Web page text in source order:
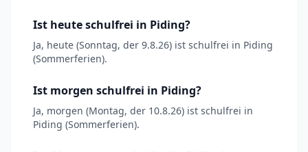
Ist heute schulfrei in Piding?
Ja, heute (Sonntag, der 9.8.26) ist schulfrei in Piding
(Sommerferien).
Ist morgen schulfrei in Piding?
Ja, morgen (Montag, der 10.8.26) ist schulfrei in
Piding (Sommerferien).